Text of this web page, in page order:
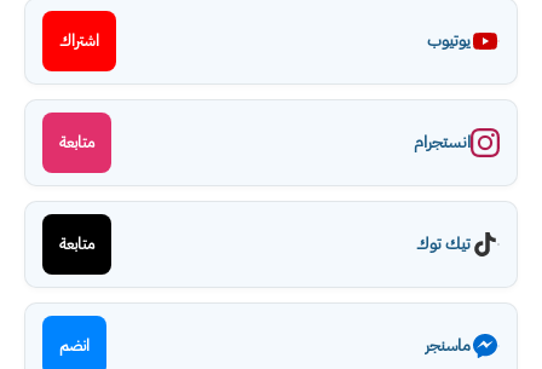
يوتيوب اشتراك
انستجرام متابعة
تيك توك متابعة
ماسنجر انضم